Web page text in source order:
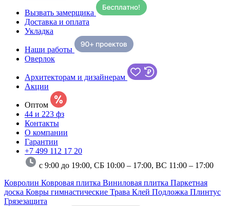
Вызвать замерщика
Доставка и оплата
Укладка
Наши работы
Оверлок
Архитекторам и дизайнерам
Акции
Оптом
44 и 223 фз
Контакты
О компании
Гарантии
+7 499 112 17 20
с 9:00 до 19:00, СБ 10:00 – 17:00, ВС 11:00 – 17:00
Ковролин Ковровая плитка Виниловая плитка Паркетная
доска Ковры гимнастические Трава Клей Подложка Плинтус
Грязезащита